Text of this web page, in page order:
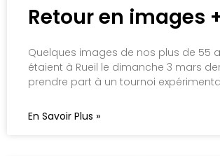
Retour en images
Quelques images de nos plus de 55
étaient à Rueil le dimanche 3 mars
prendre part à un tournoi
En Savoir Plus »